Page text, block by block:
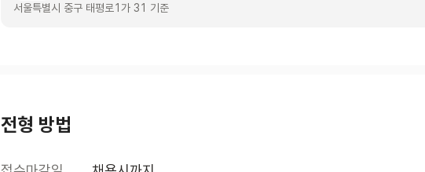
서울특별시 중구 태평로1가 31 기준
전형 방법